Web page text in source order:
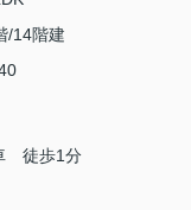
/14階建
徒歩1分